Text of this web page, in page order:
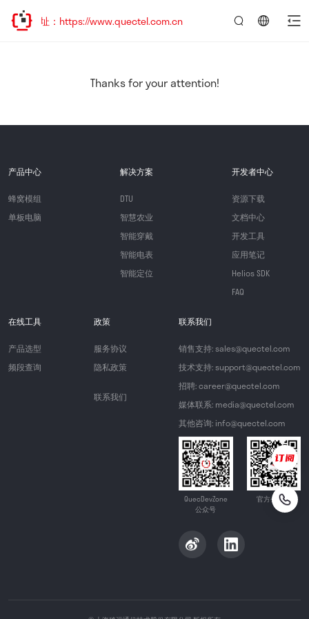
访问新址：https://www.quectel.com.cn
Thanks for your attention!
产品中心
蜂窝模组
单板电脑
解决方案
DTU
智慧农业
智能穿戴
智能电表
智能定位
开发者中心
资源下载
文档中心
开发工具
应用笔记
Helios SDK
FAQ
在线工具
产品选型
频段查询
政策
服务协议
隐私政策
联系我们
联系我们
销售支持: sales@quectel.com
技术支持: support@quectel.com
招聘: career@quectel.com
媒体联系: media@quectel.com
其他咨询: info@quectel.com
QuecDevZone
公众号
官方公众号